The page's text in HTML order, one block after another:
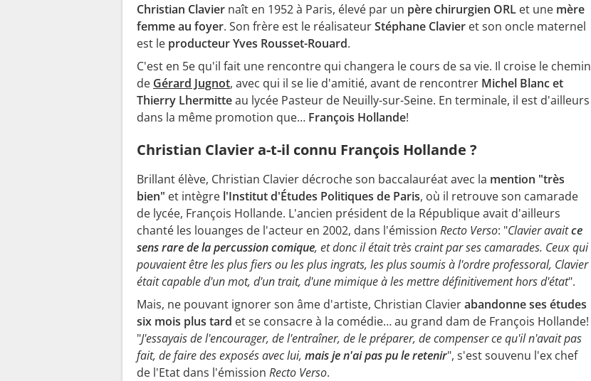
Christian Clavier naît en 1952 à Paris, élevé par un père chirurgien ORL et une mère
femme au foyer. Son frère est le réalisateurStéphane Clavier et son oncle maternel
est le producteur Yves Rousset-Rouard.
C'est en 5e qu'il fait une rencontre qui changera le cours de sa vie. Il croise le chemin
de Gérard Jugnot, avec qui il se lie d'amitié, avant de rencontrer Michel Blanc et
Thierry Lhermitteau lycée Pasteur de Neuilly-sur-Seine. En terminale, il est d'ailleurs
dans la même promotion que… François Hollande!
Christian Clavier a-t-il connu François Hollande ?
Brillant élève, Christian Clavier décroche son baccalauréat avec la mention "très
bien" et intègre l'Institut d'Études Politiques de Paris, où il retrouve son camarade
de lycée, François Hollande. L'ancien président de la République avait d'ailleurs
chanté les louanges de l'acteur en 2002, dans l'émission Recto Verso: "Clavier avaitce
sens rare de la percussion comique, et donc il était très craint par ses camarades. Ceux qui
pouvaient être les plus fiers ou les plus ingrats, les plus soumis à l'ordre professoral, Clavier
était capable d'un mot, d'un trait, d'une mimique à les mettre définitivement hors d'état".
Mais, ne pouvant ignorer son âme d'artiste, Christian Clavierabandonne ses études
six mois plus tard et se consacre à la comédie… au grand dam de François Hollande!
"J'essayais de l'encourager, de l'entraîner, de le préparer, de compenser ce qu'il n'avait pas
fait, de faire des exposés avec lui, mais je n'ai pas pu le retenir", s'est souvenu l'ex chef
de l'Etat dans l'émission Recto Verso.